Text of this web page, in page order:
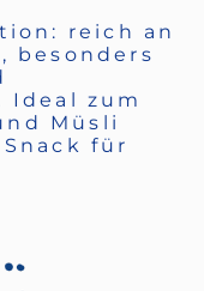
reich an
besonders
zum
Müsli
für